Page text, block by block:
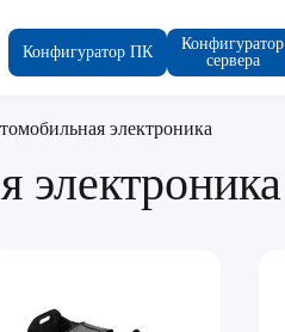
Конфигуратор ПК
Конфигуратор
сервера
электроника
электроника